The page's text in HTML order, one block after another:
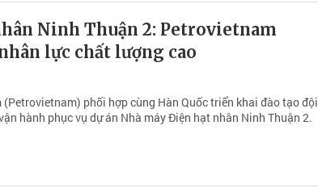
Ninh Thuận 2: Petrovietnam
lực chất lượng cao
(Petrovietnam) phối hợp cùng Hàn Quốc triển khai đào tạo đội
hành phục vụ dự án Nhà máy Điện hạt nhân Ninh Thuận 2.